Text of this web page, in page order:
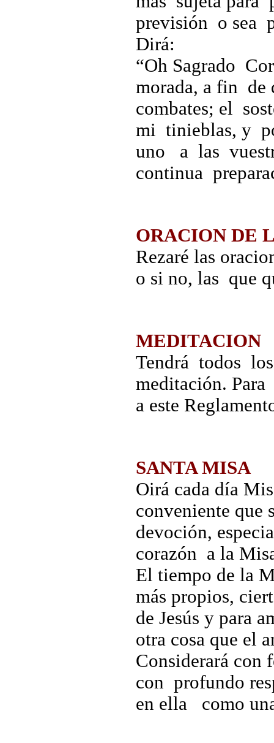
previsión o sea
Dirá:
“Oh Sagrado
morada, a fin
combates; el
mi tinieblas, y
uno a las
continua
ORACION DE
Rezaré las
o si no, las que
MEDITACION
Tendrá todos
meditación.
a este
SANTA MISA
Oirá cada día
conveniente
devoción,
corazón a la
El tiempo de la
más propios,
de Jesús y para
otra cosa que el
Considerará con
con profundo
en ella como